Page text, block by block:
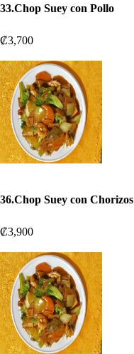
33.Chop Suey con Pollo
₡3,700
36.Chop Suey con Chorizos
₡3,900